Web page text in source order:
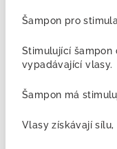
Šampon pro
Stimulující šampon
vypadávající vlasy.
Šampon má
Vlasy získávají